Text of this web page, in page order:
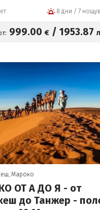
8 дни / 7
999.00 €/ 1953.87
Мароко
ОТ А ДО Я - от
до Танжер -